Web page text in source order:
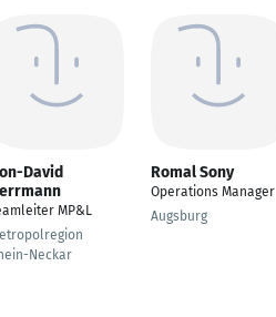
David
MP&L
Neckar
Romal Sony
Operations Manager
Augsburg